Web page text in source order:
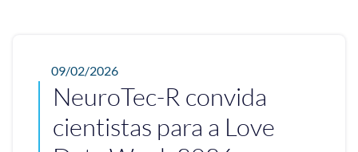
09/02/2026
NeuroTec-R convida
cientistas para a Love